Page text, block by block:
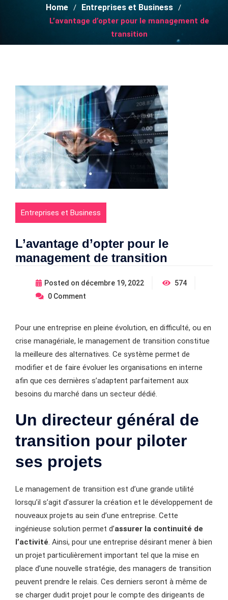
Home Entreprises et Business
L’avantage d’opter pour le management de
transition
Entreprises et Business
L’avantage d’opter pour le
management de transition
Posted on décembre 19, 2022
574
0 Comment
Pour une entreprise en pleine évolution, en difficulté, ou en
crise managériale, le management de transition constitue
la meilleure des alternatives. Ce système permet de
modifier et de faire évoluer les organisations en interne
afin que ces dernières s’adaptent parfaitement aux
besoins du marché dans un secteur dédié.
Un directeur général de
transition pour piloter
ses projets
Le management de transition est d’une grande utilité
lorsqu’il s’agit d’assurer la création et le développement de
nouveaux projets au sein d’une entreprise. Cette
ingénieuse solution permet d’assurer la continuité de
l’activité. Ainsi, pour une entreprise désirant mener à bien
un projet particulièrement important tel que la mise en
place d’une nouvelle stratégie, des managers de transition
peuvent prendre le relais. Ces derniers seront à même de
se charger dudit projet pour le compte des dirigeants de